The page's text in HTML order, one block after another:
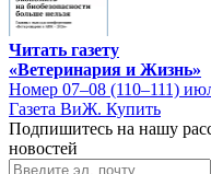
Читать газету
«Ветеринария и Жизнь»
Номер 07–08 (110–111)
Газета ВиЖ. Купить
Подпишитесь на нашу
новостей